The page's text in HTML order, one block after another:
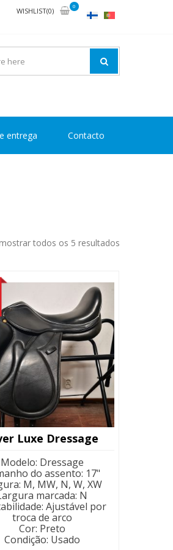
WISHLIST(0)
0
entrega Contacto
todos os 5 resultados
Luxe Dressage
Modelo: Dressage
do assento: 17"
: M, MW, N, W, XW
marcada: N
:Ajustável por
troca de arco
Cor: Preto
Condição: Usado